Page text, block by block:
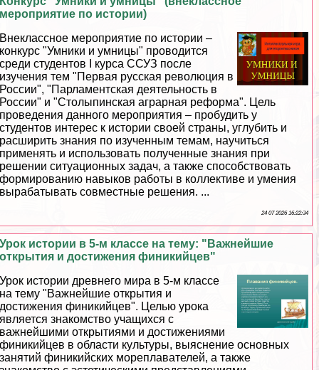
мероприятие по истории)
Внеклассное мероприятие по истории –
конкурс "Умники и умницы" проводится
среди студентов I курса ССУЗ после
изучения тем "Первая русская революция в
России", "Парламентская деятельность в
России" и "Столыпинская аграрная реформа". Цель
проведения данного мероприятия – пробудить у
студентов интерес к истории своей страны, углубить и
расширить знания по изученным темам, научиться
применять и использовать полученные знания при
решении ситуационных задач, а также способствовать
формированию навыков работы в коллективе и умения
выpaбатывать совместные решения. ...
24 07 2026 16:22:34
Урок истории в 5-м классе на тему: "Важнейшие
открытия и достижения финикийцев"
Урок истории древнего мира в 5-м классе
на тему "Важнейшие открытия и
достижения финикийцев". Целью урока
является знакомство учащихся с
важнейшими открытиями и достижениями
финикийцев в области культуры, выяснение основных
занятий финикийских мореплавателей, а также